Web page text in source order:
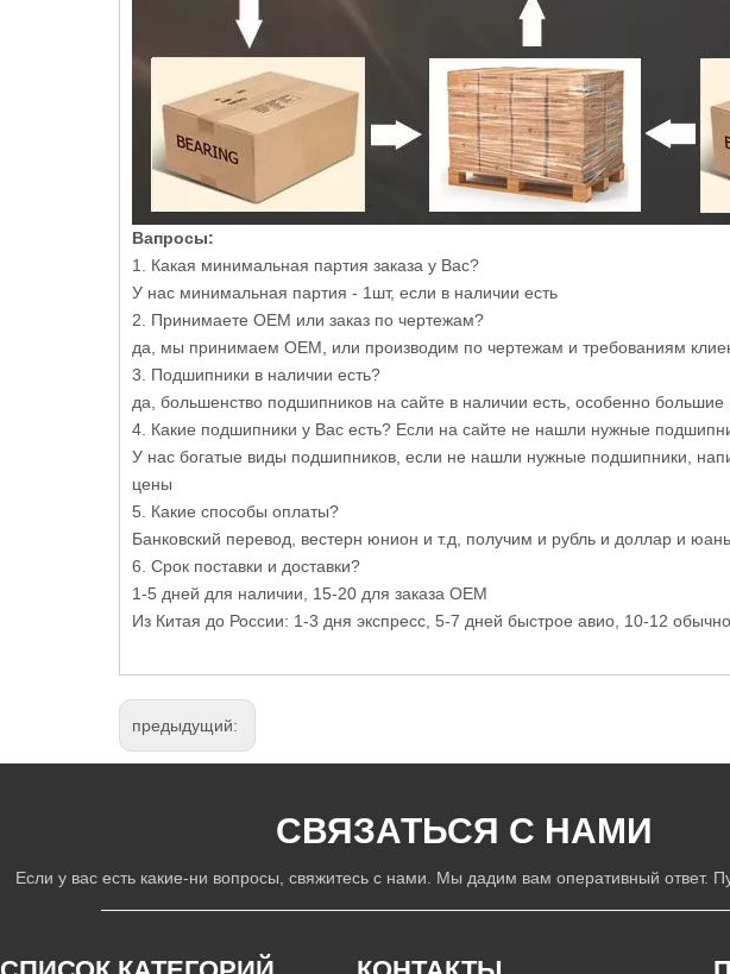
Вапросы:
1. Какая минимальная партия заказа у Вас?
У нас минимальная партия - 1шт, если в наличии есть
2. Принимаете OEM или заказ по чертежам?
да, мы принимаем OEM, или производим по чертежам и требованиям
3. Подшипники в наличии есть?
да, большенство подшипников на сайте в наличии есть, особенно
4. Какие подшипники у Вас есть? Если на сайте не нашли нужные
У нас богатые виды подшипников, если не нашли нужные подшипники,
цены
5. Какие способы оплаты?
Банковский перевод, вестерн юнион и т.д, получим и рубль и доллар и юань
6. Срок поставки и доставки?
1-5 дней для наличии, 15-20 для заказа OEM
Из Китая до России: 1-3 дня экспресс, 5-7 дней быстрое авио, 10-12
предыдущий:
СВЯЗАТЬСЯ С НАМИ
Если у вас есть какие-ни вопросы, свяжитесь с нами. Мы дадим вам оперативный ответ.